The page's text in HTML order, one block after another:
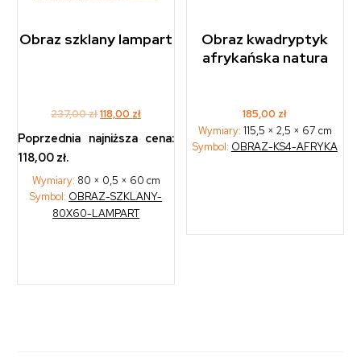
Obraz szklany lampart
237,00złOriginal
price
was:
118,00 złCurrent
Poprzednia najniższa cena:
118,00 zł.
Wymiary: 80 × 0,5 × 60 cm
Symbol: OBRAZ-SZKLANY-
80X60-LAMPART
Obraz kwadryptyk
afrykańska natura
185,00 zł
Wymiary: 115,5 × 2,5 × 67 cm
Symbol: OBRAZ-KS4-AFRYKA